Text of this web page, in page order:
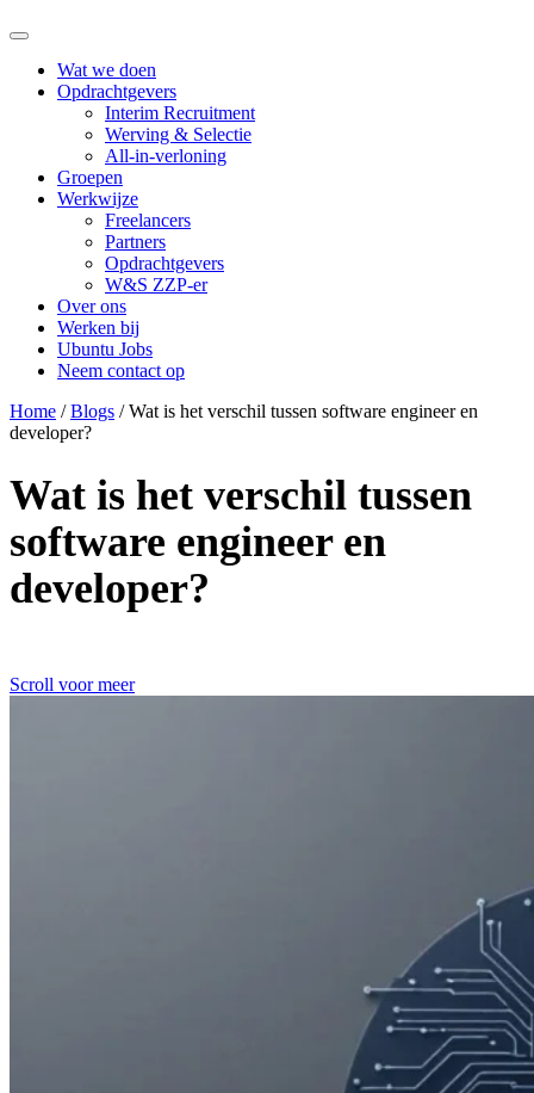
Wat we doen
Opdrachtgevers
Interim Recruitment
Werving & Selectie
All-in-verloning
Groepen
Werkwijze
Freelancers
Partners
Opdrachtgevers
W&S ZZP-er
Over ons
Werken bij
Ubuntu Jobs
Neem contact op
Home /Blogs /Wat is het verschil tussen software engineer en
developer?
Wat is het verschil tussen
software engineer en
developer?
Scroll voor meer